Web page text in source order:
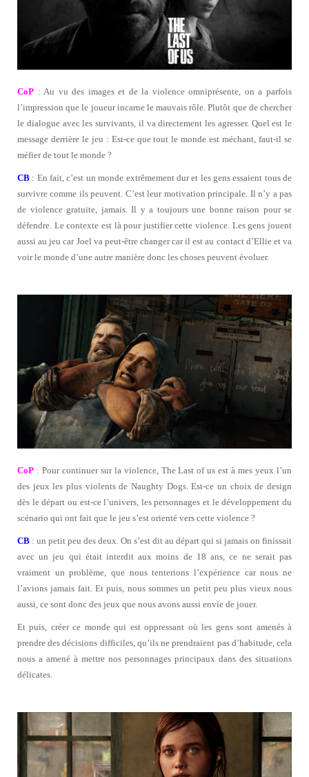
CoP : Au vu des images et de la violence omniprésente, on a parfois
l’impression que le joueur incarne le mauvais rôle. Plutôt que de chercher
le dialogue avec les survivants, il va directement les agresser. Quel est le
message derrière le jeu : Est-ce que tout le monde est méchant, faut-il se
méfier de tout le monde ?
CB : En fait, c’est un monde extrêmement dur et les gens essaient tous de
survivre comme ils peuvent. C’est leur motivation principale. Il n’y a pas
de violence gratuite, jamais. Il y a toujours une bonne raison pour se
défendre. Le contexte est là pour justifier cette violence. Les gens jouent
aussi au jeu car Joel va peut-être changer car il est au contact d’Ellie et va
voir le monde d’une autre manière donc les choses peuvent évoluer.
CoP : Pour continuer sur la violence, The Last of us est à mes yeux l’un
des jeux les plus violents de Naughty Dogs. Est-ce un choix de design
dès le départ ou est-ce l’univers, les personnages et le développement du
scénario qui ont fait que le jeu s’est orienté vers cette violence ?
CB : un petit peu des deux. On s’est dit au départ qui si jamais on finissait
avec un jeu qui était interdit aux moins de 18 ans, ce ne serait pas
vraiment un problème, que nous tenterions l’expérience car nous ne
l’avions jamais fait. Et puis, nous sommes un petit peu plus vieux nous
aussi, ce sont donc des jeux que nous avons aussi envie de jouer.
Et puis, créer ce monde qui est oppressant où les gens sont amenés à
prendre des décisions difficiles, qu’ils ne prendraient pas d’habitude, cela
nous a amené à mettre nos personnages principaux dans des situations
délicates.